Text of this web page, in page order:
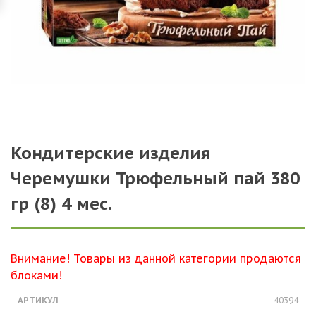
Кондитерские изделия
Черемушки Трюфельный пай 380
гр (8) 4 мес.
Внимание! Товары из данной категории продаются
блоками!
АРТИКУЛ
40394